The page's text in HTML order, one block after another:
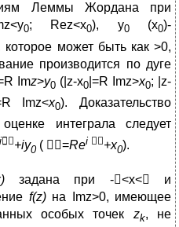
Леммы Жордана при
0; Rez<x0), y0 (x0)-
может быть как >0,
производится по дуге
Imz>y0 (|z-x0 |=R Imz>x0; |z-
Imz<x0). Доказательство
интеграла следует
i  +iy0 ( =Rei  +x0).
задана при -<x< и
f(z)на Imz>0, имеющее
особых точек zk, не